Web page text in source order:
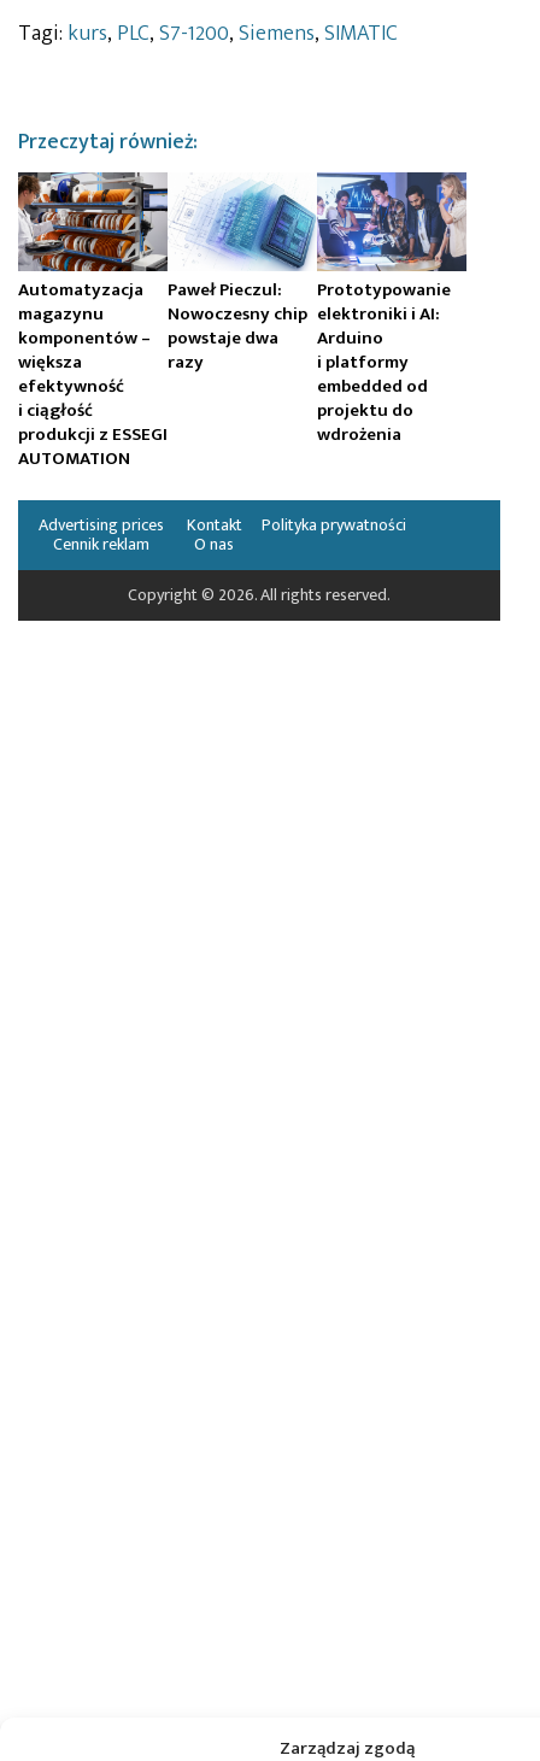
Zarządzaj zgodą
Tagi: kurs, PLC,S7-1200,Siemens,SIMATIC
Przeczytaj również:
Automatyzacja
magazynu
komponentów –
większa
efektywność
i ciągłość
produkcji z ESSEGI
AUTOMATION
Paweł Pieczul:
Nowoczesny chip
powstaje dwa
razy
Prototypowanie
elektroniki i AI:
Arduino
i platformy
embedded od
projektu do
wdrożenia
Cennik reklam
Advertising prices Kontakt
O nas
Polityka prywatności
Copyright © 2026. All rights reserved.